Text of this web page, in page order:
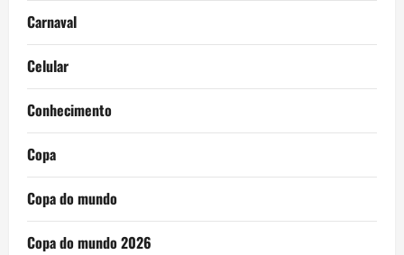
Carnaval
Celular
Conhecimento
Copa
Copa do mundo
Copa do mundo 2026